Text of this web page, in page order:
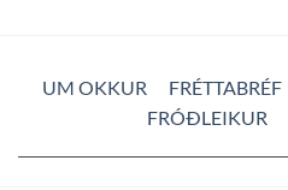
UM OKKUR FRÉTTABRÉF
FRÓÐLEIKUR